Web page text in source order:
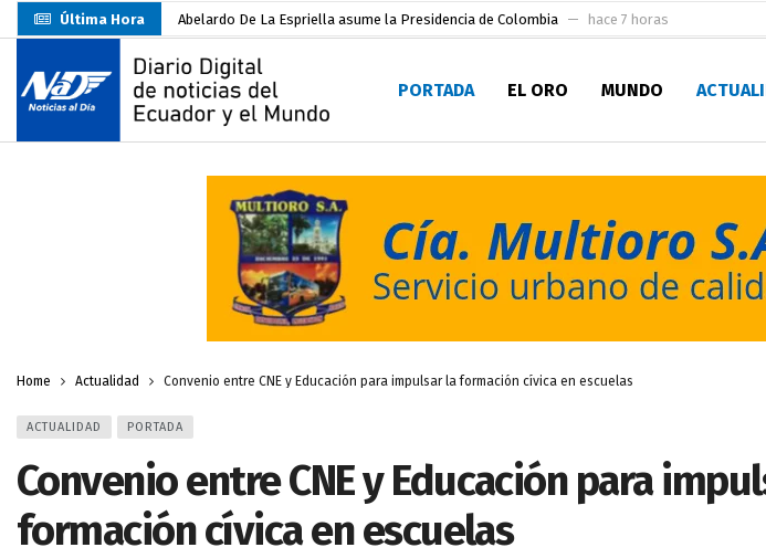
Última Hora Abelardo De La Espriella asume la Presidencia de Colombia hace 7 horas
Sin objeciones la candidatura de Carlos Rodríguez para la Alcaldía de Machala
Más de 3.800 escuelas estarían en riesgo por El Niño hace 18 horas
Nuevo Santa Rosa Sporting Club inicia su camino en la Serie A del Fútbol Femenino Nacional
Unidad Popular confirma acuerdo político con RC, socialismo y Lista 70 en Pichincha y varias
Delegación de El Oro fiscaliza propaganda electoral hace 2 días
Gobierno Estudiantil Ugartino 2026-2027, fue posesionado hace 2 días
Darwin Pereira oficializa su candidatura a la alcaldía de Machala hace 5 horas
PORTADA EL ORO MUNDO
Home Actualidad Convenio entre CNE y Educación para impulsar la formación cívica en escuelas
ACTUALIDAD PORTADA
Convenio entre CNE y Educación para
formación cívica en escuelas